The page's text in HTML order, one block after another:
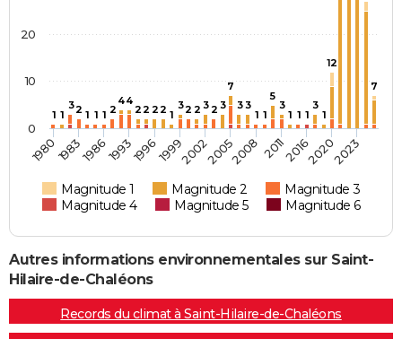
1 1
32 1 1 1 2
44
2 2 2 2 1
32 2 3 2 3
7
33
1 1
5
3
1 1 1
3
1
12
7
Magnitude 1 Magnitude 2
Magnitude 3
Magnitude 4
Magnitude 5 Magnitude 6
198019831986199319961999200220052008 2011201620202023
0
10
20
Autres informations environnementales sur Saint-
Hilaire-de-Chaléons
Records du climat à Saint-Hilaire-de-Chaléons